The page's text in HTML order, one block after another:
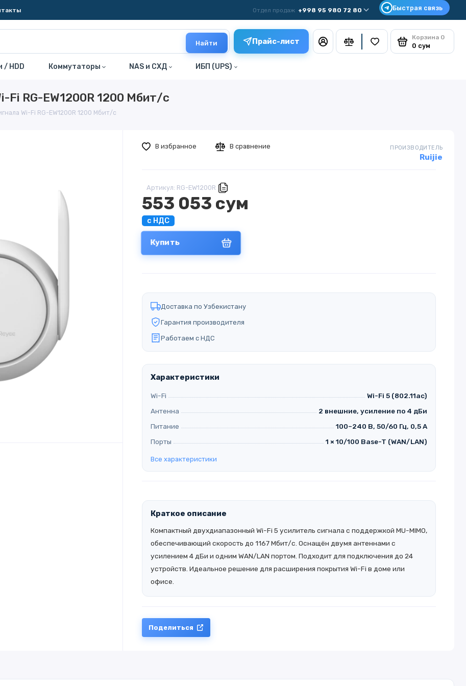
Отдел продаж +998 95 980 72 80
Найти Прайс-лист Корзина 0
0 сум
/ HDD Коммутаторы NAS и СХД ИБП (UPS)
Fi RG-EW1200R 1200 Мбит/с
Wi-Fi RG-EW1200R 1200 Мбит/с
Артикул: RG-EW1200R
Ruijie
ПРОИЗВОДИТЕЛЬ
553 053 сум
с НДС
Купить
Доставка по Узбекистану
Гарантия производителя
Работаем с НДС
В избранное В сравнение
Характеристики
Wi-Fi
Wi-Fi 5 (802.11ac)
Антенна
2 внешние, усиление по 4 дБи
Питание
100–240 В, 50/60 Гц, 0,5 А
Порты
1 × 10/100 Base-T (WAN/LAN)
Все характеристики
Краткое описание
Компактный двухдиапазонный Wi-Fi 5 усилитель сигнала с поддержкой MU-MIMO,
обеспечивающий скорость до 1167 Мбит/с. Оснащён двумя антеннами с
усилением 4 дБи и одним WAN/LAN портом. Подходит для подключения до 24
устройств. Идеальное решение для расширения покрытия Wi-Fi в доме или
офисе.
Поделиться